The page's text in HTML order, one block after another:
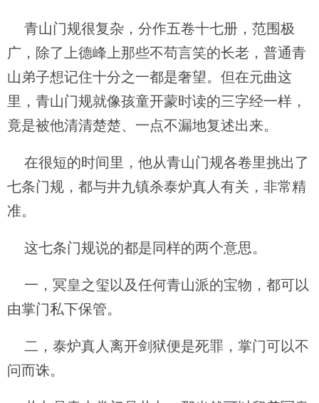
青山门规很复杂，分作五卷十七册，范围极
广，除了上德峰上那些不苟言笑的长老，普通青
山弟子想记住十分之一都是奢望。但在元曲这
里，青山门规就像孩童开蒙时读的三字经一样，
竟是被他清清楚楚、一点不漏地复述出来。
在很短的时间里，他从青山门规各卷里挑出了
七条门规，都与井九镇杀泰炉真人有关，非常精
准。
这七条门规说的都是同样的两个意思。
一，冥皇之玺以及任何青山派的宝物，都可以
由掌门私下保管。
二，泰炉真人离开剑狱便是死罪，掌门可以不
问而诛。